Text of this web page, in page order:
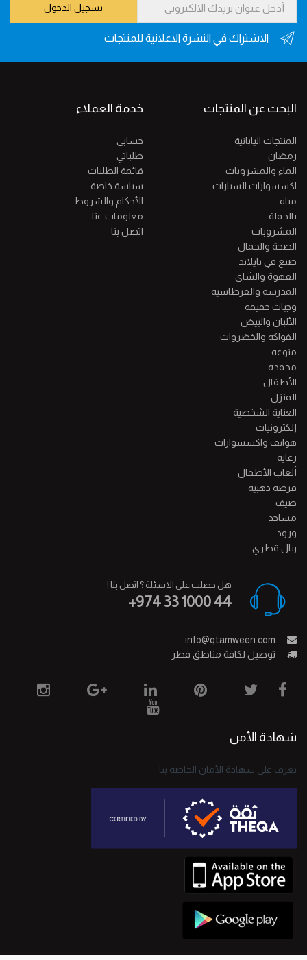
تسجيل الدخول
الاشتراك في النشرة الاعلانية للمنتجات
خدمة العملاء
حسابي
طلباتي
قائمة الطلبات
سياسة خاصة
الأحكام والشروط
معلومات عنا
اتصل بنا
البحث عن المنتجات
المنتجات اليابانية
رمضان
الماء والمشروبات
اكسسوارات السيارات
مياه
بالجملة
المشروبات
الصحة والجمال
صنع في تايلاند
القهوة والشاي
المدرسة والقرطاسية
وجبات خفيفة
الألبان والبيض
الفواكه والخضروات
منوعه
مجمده
الأطفال
المنزل
العناية الشخصية
إلكترونيات
هواتف واكسسوارات
رعاية
ألعاب الأطفال
فرصة ذهبية
صيف
مساجد
ورود
ريال قطري
هل حصلت على الاسئلة ؟ اتصل بنا !
+974 33 1000 44
info@qtamween.com
توصيل لكافة مناطق فطر
شهادة الأمن
تعرف على شهادة الأمان الخاصة بنا